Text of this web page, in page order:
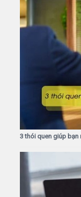
3 thói quen giúp bạn